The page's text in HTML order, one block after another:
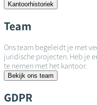
Kantoorhistoriek
Team
Ons team begeleidt je met
juridische projecten. Heb je
te nemen met het kantoor.
Bekijk ons team
GDPR